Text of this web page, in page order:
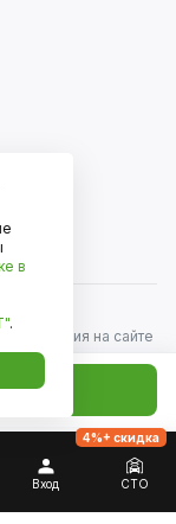
на сайте
и не является
Вход СТО
4%+ скидка
в
.